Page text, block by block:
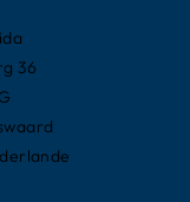
36